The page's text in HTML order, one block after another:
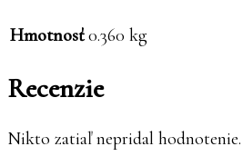
Hmotnosť0.360 kg
Recenzie
Nikto zatiaľ nepridal hodnotenie.